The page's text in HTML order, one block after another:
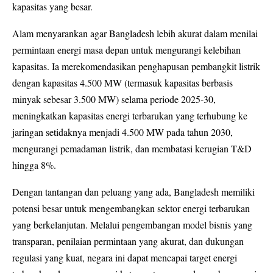
kapasitas yang besar.
Alam menyarankan agar Bangladesh lebih akurat dalam menilai
permintaan energi masa depan untuk mengurangi kelebihan
kapasitas. Ia merekomendasikan penghapusan pembangkit listrik
dengan kapasitas 4.500 MW (termasuk kapasitas berbasis
minyak sebesar 3.500 MW) selama periode 2025-30,
meningkatkan kapasitas energi terbarukan yang terhubung ke
jaringan setidaknya menjadi 4.500 MW pada tahun 2030,
mengurangi pemadaman listrik, dan membatasi kerugian T&D
hingga 8%.
Dengan tantangan dan peluang yang ada, Bangladesh memiliki
potensi besar untuk mengembangkan sektor energi terbarukan
yang berkelanjutan. Melalui pengembangan model bisnis yang
transparan, penilaian permintaan yang akurat, dan dukungan
regulasi yang kuat, negara ini dapat mencapai target energi